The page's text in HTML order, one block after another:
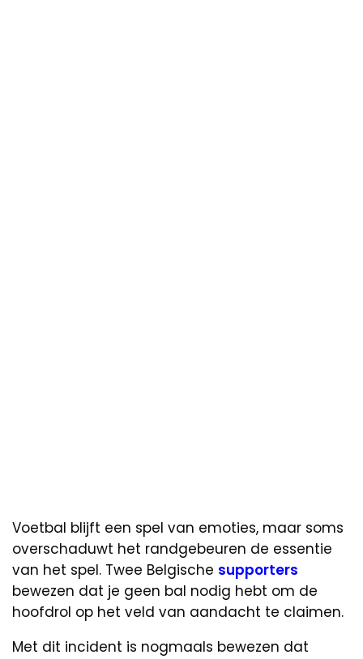
Voetbal blijft een spel van emoties, maar soms
overschaduwt het randgebeuren de essentie
van het spel. Twee Belgische supporters
bewezen dat je geen bal nodig hebt om de
hoofdrol op het veld van aandacht te claimen.
Met dit incident is nogmaals bewezen dat